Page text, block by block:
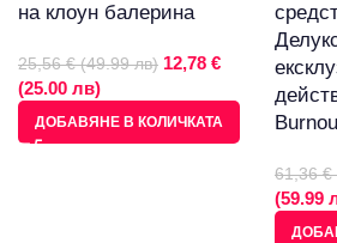
на клоун балерина
25,56 € (49.99 лв) 12,78 €
(25.00 лв)
ДОБАВЯНЕ В КОЛИЧКАТА
61,36 €
(59.99